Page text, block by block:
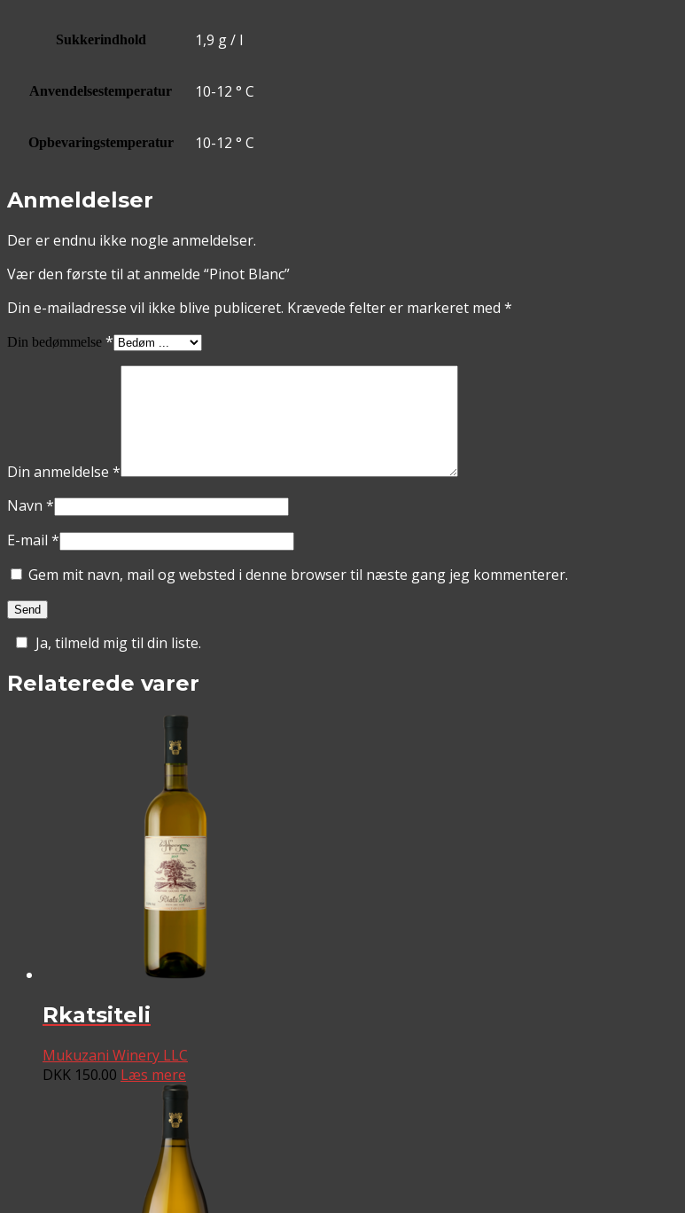
Sukkerindhold 1,9 g / l
Anvendelsestemperatur 10-12 ° C
Opbevaringstemperatur 10-12 ° C
Anmeldelser
Der er endnu ikke nogle anmeldelser.
Vær den første til at anmelde “Pinot Blanc”
Din e-mailadresse vil ikke blive publiceret. Krævede felter er markeret med *
Din bedømmelse *
Din anmeldelse *
Navn *
E-mail *
Gem mit navn, mail og websted i denne browser til næste gang jeg kommenterer.
Ja, tilmeld mig til din liste.
Relaterede varer
Rkatsiteli
Mukuzani Winery LLC
DKK 150.00 Læs mere